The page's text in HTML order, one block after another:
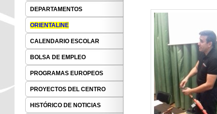
DEPARTAMENTOS
ORIENTALINE
CALENDARIO ESCOLAR
BOLSA DE EMPLEO
PROGRAMAS EUROPEOS
PROYECTOS DEL CENTRO
HISTÓRICO DE NOTICIAS